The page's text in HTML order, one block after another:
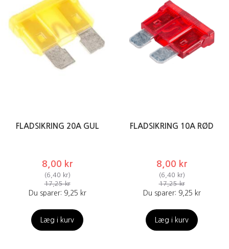
FLADSIKRING 20A GUL
8,00 kr
(6,40 kr)
17,25 kr
Du sparer: 9,25 kr
Læg i kurv
FLADSIKRING 10A RØD
8,00 kr
(6,40 kr)
17,25 kr
Du sparer: 9,25 kr
Læg i kurv